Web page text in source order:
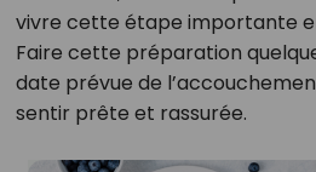
vivre cette étape importante
Faire cette préparation
date prévue de
sentir prête et rassurée.